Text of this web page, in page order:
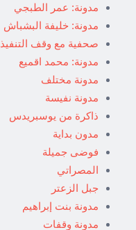
مدونة: عمر الطبجي
مدونة: خليفة البشباش
صحفية مع وقف التنفيذ
مدونة: محمد اقميع
مدونة مختلف
مدونة نفيسة
ذاكرة من يوسبريدس
مدون بداية
فوضى جميلة
المصراتي
جبل الزعتر
مدونة بنت إبراهيم
مدونة وقفات